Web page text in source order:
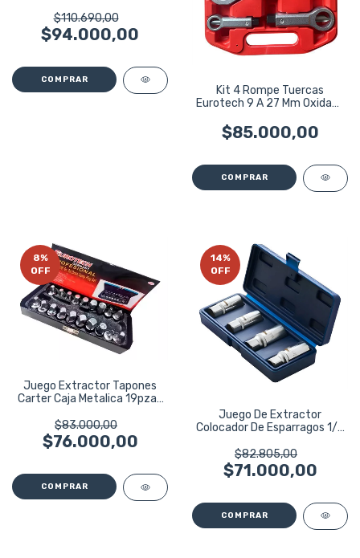
$110.690,00
$94.000,00
Kit 4 Rompe Tuercas
Eurotech 9 A 27 Mm Oxidada
$85.000,00
8%
OFF
Juego Extractor Tapones
Carter Caja Metalica 19pzas
$83.000,00
$76.000,00
14%
OFF
Juego De Extractor
Colocador De Esparragos 1/2
$82.805,00
$71.000,00